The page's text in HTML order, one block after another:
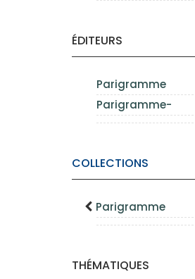
ÉDITEURS
Parigramme
Parigramme-
COLLECTIONS
Parigramme
THÉMATIQUES